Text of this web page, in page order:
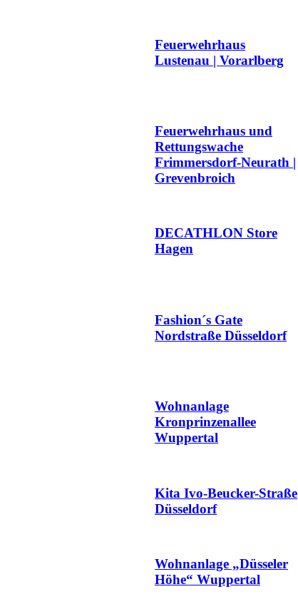
Feuerwehrhaus
Lustenau | Vorarlberg
Feuerwehrhaus und
Rettungswache
Frimmersdorf-Neurath |
Grevenbroich
DECATHLON Store
Hagen
Fashion´s Gate
Nordstraße Düsseldorf
Wohnanlage
Kronprinzenallee
Wuppertal
Kita Ivo-Beucker-Straße
Düsseldorf
Wohnanlage „Düsseler
Höhe“ Wuppertal